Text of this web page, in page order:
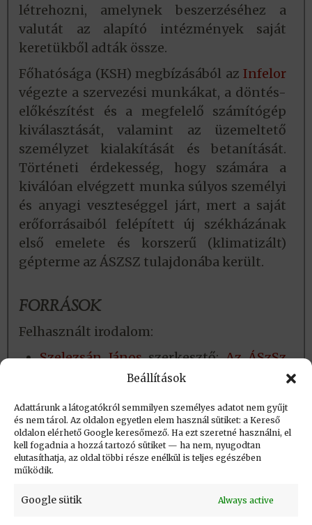
Beállítások
Adattárunk a látogatókról semmilyen személyes adatot nem gyűjt
és nem tárol. Az oldalon egyetlen elem használ sütiket: a Kereső
oldalon elérhető Google keresőmező. Ha ezt szeretné használni, el
kell fogadnia a hozzá tartozó sütiket — ha nem, nyugodtan
elutasíthatja, az oldal többi része enélkül is teljes egészében
működik.
Google sütik Always active
létrehozni, amelynek beszerzéséhez a
valutát az alapító intézmények saját
keretükből adták össze.
Főhatósága (KSH) megbízásából az Infelor
végezte a szervezési munkákat, a döntés-
előkészítést és a megfelelő számítógép
kiválasztását, valamint az üzemeltető
személyzet kialakítását és betanítását.
Történeti érdekesség, hogy számára a
kiválóan elvégzett munka súlyos személyi
és anyagi veszteséggel járt, mert a saját
erőforrásaiból felépített új székházának
első emelete és korszerű (klimatizált)
gépterme az ÁSZSZ tulajdonába került.
FORRÁSOK
Felhasznált irodalom:
Szelezsán Jánosszerkesztő:Az ÁSzSz
Létrehozva: 2016.12.02. 18:57
Utolsó módosítás: 2026.04.30. 18:51